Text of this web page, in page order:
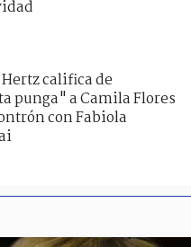
califica de
punga" a Camila Flores
con Fabiola